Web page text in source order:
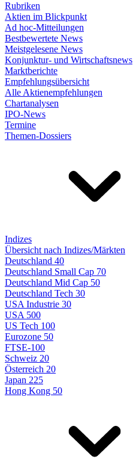
Rubriken
Aktien im Blickpunkt
Ad hoc-Mitteilungen
Bestbewertete News
Meistgelesene News
Konjunktur- und Wirtschaftsnews
Marktberichte
Empfehlungsübersicht
Alle Aktienempfehlungen
Chartanalysen
IPO-News
Termine
Themen-Dossiers
Indizes
Übersicht nach Indizes/Märkten
Deutschland 40
Deutschland Small Cap 70
Deutschland Mid Cap 50
Deutschland Tech 30
USA Industrie 30
USA 500
US Tech 100
Eurozone 50
FTSE-100
Schweiz 20
Österreich 20
Japan 225
Hong Kong 50